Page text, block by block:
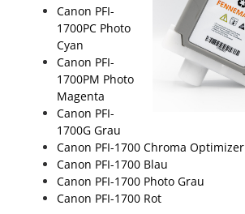
Canon PFI-
1700PC Photo
Cyan
Canon PFI-
1700PM Photo
Magenta
Canon PFI-
1700G Grau
Canon PFI-1700 Chroma Optimizer
Canon PFI-1700 Blau
Canon PFI-1700 Photo Grau
Canon PFI-1700 Rot